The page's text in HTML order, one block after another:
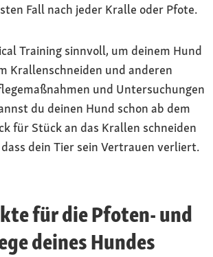
Fall nach jeder Kralle oder Pfote.
Training sinnvoll, um deinem Hund
Krallenschneiden und anderen
und Untersuchungen
du deinen Hund schon ab dem
für Stück an das Krallen schneiden
dein Tier sein Vertrauen verliert.
für die Pfoten- und
deines Hundes